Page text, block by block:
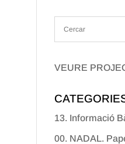
VEURE
13. Informació
00. NADAL.